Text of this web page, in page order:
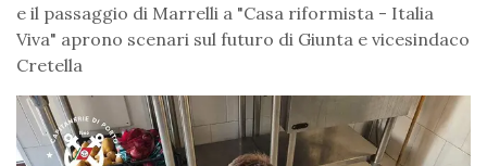
e il passaggio di Marrelli a "Casa riformista - Italia
Viva" aprono scenari sul futuro di Giunta e vicesindaco
Cretella